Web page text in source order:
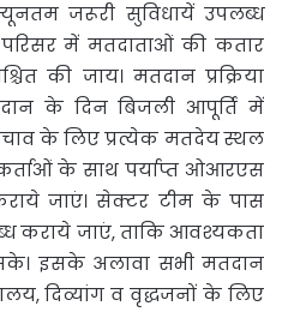
जरूरी सुविधायें उपलब्ध
में मतदाताओं की कतार
की जाय। मतदान प्रक्रिया
के दिन बिजली आपूर्ति में
के लिए प्रत्येक मतदेय स्थल
के साथ पर्याप्त ओआरएस
जाएं। सेक्टर टीम के पास
कराये जाएं, ताकि आवश्यकता
इसके अलावा सभी मतदान
दिव्यांग व वृद्धजनों के लिए